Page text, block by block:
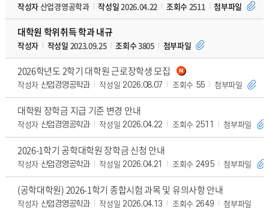
작성자산업경영공학과 작성일2026.04.22 조회수2511 첨부파일
대학원 학위취득 학과 내규
작성자 작성일 2023.09.25 조회수3805 첨부파일
2026학년도 2학기 대학원 근로장학생 모집
작성자 산업경영공학과 작성일 2026.08.07 조회수 55 첨부파일
대학원 장학금 지급 기준 변경 안내
작성자 산업경영공학과 작성일 2026.04.22 조회수 2511 첨부파일
2026-1학기 공학대학원 장학금 신청 안내
작성자 산업경영공학과 작성일 2026.04.21 조회수 2495 첨부파일
(공학대학원) 2026-1학기 종합시험 과목 및 유의사항 안내
작성자 산업경영공학과 작성일 2026.04.13 조회수 2649 첨부파일